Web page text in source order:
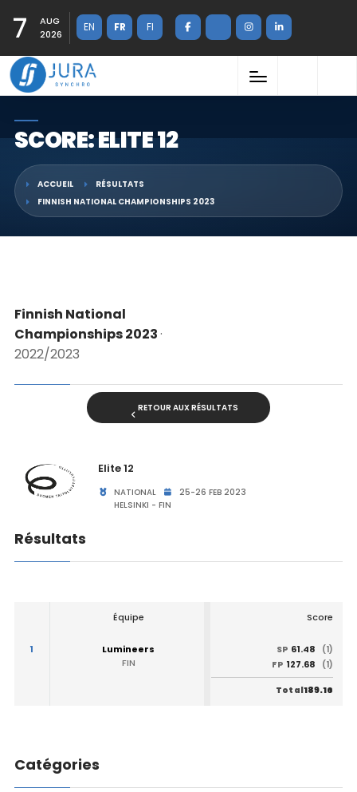
7
AUG
2026
EN FR FI
SCORE: ELITE 12
ACCUEIL
RÉSULTATS
FINNISH NATIONAL CHAMPIONSHIPS 2023
Finnish National
Championships 2023·
2022/2023
RETOUR AUX RÉSULTATS
Elite 12
NATIONAL
25-26 FEB 2023
HELSINKI - FIN
Résultats
Équipe Score
1
Lumineers
FIN
SP 61.48
(1)
FP 127.68 (1)
Total189.16
Catégories